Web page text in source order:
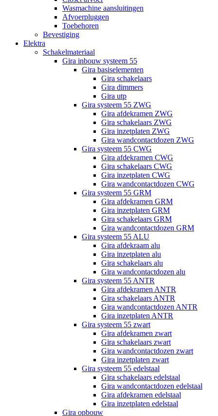
Wasmachine aansluitingen
Afvoerpluggen
Toebehoren
Bevestiging
Elektra
Schakelmateriaal
Gira inbouw systeem 55
Gira basiselementen
Gira schakelaars
Gira dimmers
Gira utp
Gira systeem 55 ZWG
Gira afdekramen ZWG
Gira schakelaars ZWG
Gira inzetplaten ZWG
Gira wandcontactdozen ZWG
Gira systeem 55 CWG
Gira afdekramen CWG
Gira schakelaars CWG
Gira inzetplaten CWG
Gira wandcontactdozen CWG
Gira systeem 55 GRM
Gira afdekramen GRM
Gira inzetplaten GRM
Gira schakelaars GRM
Gira wandcontactdozen GRM
Gira systeem 55 ALU
Gira afdekraam alu
Gira inzetplaten alu
Gira schakelaars alu
Gira wandcontactdozen alu
Gira systeem 55 ANTR
Gira afdekramen ANTR
Gira schakelaars ANTR
Gira wandcontactdozen ANTR
Gira inzetplaten ANTR
Gira systeem 55 zwart
Gira afdekramen zwart
Gira schakelaars zwart
Gira wandcontactdozen zwart
Gira inzetplaten zwart
Gira systeem 55 edelstaal
Gira schakelaars edelstaal
Gira wandcontactdozen edelstaal
Gira afdekramen edelstaal
Gira inzetplaten edelstaal
Gira opbouw